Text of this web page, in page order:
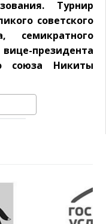
Турнир
советского
семикратного
президента
союза Никиты